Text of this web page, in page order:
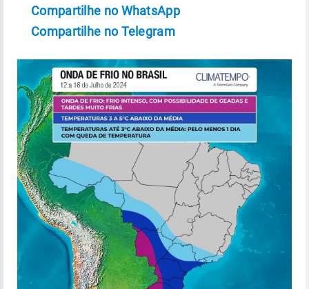
Compartilhe no WhatsApp
Compartilhe no Telegram